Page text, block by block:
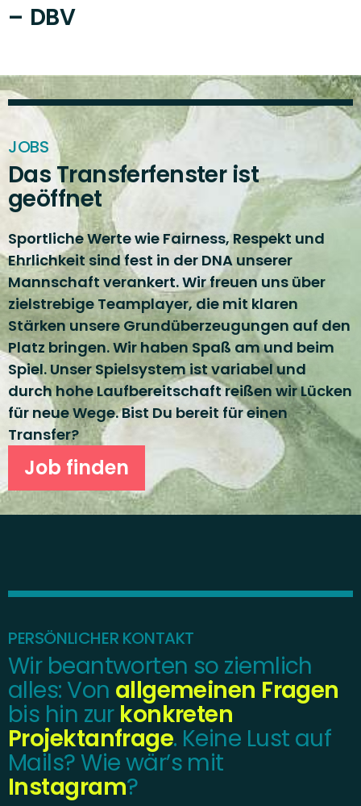
schönsten
MERCEDES-BENZ - GOLF
Dem perfekten Drive
verschrieben
MERCEDES-BENZ - SPORTMARKETING
Eine Tradition wie keine
andere
RED BULLS EISHOCKEY
Voll connected – SAP
Garden München
COMDIRECT - SPORTMARKETING
Vom Strand auf die Welle
MERCEDES-BENZ - ESPORTS
Deutschlands Sport
Charity Quiz
DBV
JOBS
Das Transferfenster ist
geöffnet
Sportliche Werte wie Fairness, Respekt und
Ehrlichkeit sind fest in der DNA unserer
Mannschaft verankert. Wir freuen uns über
zielstrebige Teamplayer, die mit klaren
Stärken unsere Grundüberzeugungen auf den
Platz bringen. Wir haben Spaß am und beim
Spiel. Unser Spielsystem ist variabel und
durch hohe Laufbereitschaft reißen wir Lücken
für neue Wege. Bist Du bereit für einen
Transfer?
Job finden
PERSÖNLICHER KONTAKT
Wir beantworten so ziemlich
alles: Von allgemeinen Fragen
bis hin zur konkreten
Projektanfrage. Keine Lust auf
Mails? Wie wär’s mit
Instagram?